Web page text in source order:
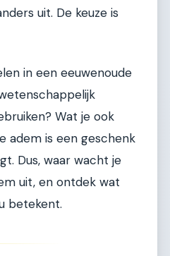
uit. De keuze is
in een eeuwenoude
Wat je ook
adem is een geschenk
Dus, waar wacht je
uit, en ontdek wat
betekent.